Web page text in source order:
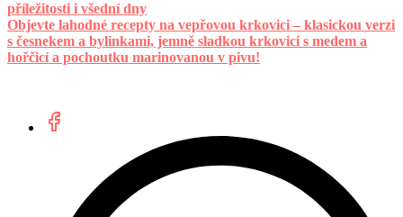
příležitosti i všední dny
Objevte lahodné recepty na vepřovou krkovici – klasickou verzi
s česnekem a bylinkami, jemně sladkou krkovici s medem a
hořčicí a pochoutku marinovanou v pivu!